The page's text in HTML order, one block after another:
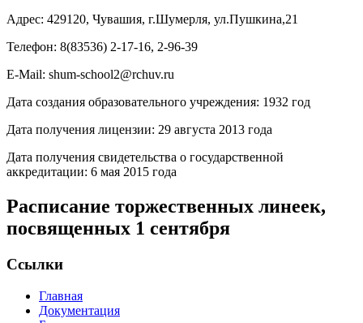
Адрес: 429120, Чувашия, г.Шумерля, ул.Пушкина,21
Телефон: 8(83536) 2-17-16, 2-96-39
E-Mail: shum-school2@rchuv.ru
Дата создания образовательного учреждения: 1932 год
Дата получения лицензии: 29 августа 2013 года
Дата получения свидетельства о государственной
аккредитации: 6 мая 2015 года
Расписание торжественных линеек,
посвященных 1 сентября
Ссылки
Главная
Документация